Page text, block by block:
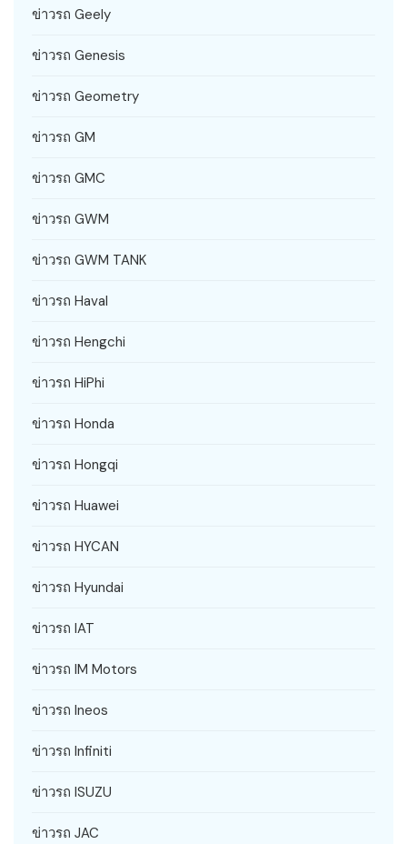
ข่าวรถ Geely
ข่าวรถ Genesis
ข่าวรถ Geometry
ข่าวรถ GM
ข่าวรถ GMC
ข่าวรถ GWM
ข่าวรถ GWM TANK
ข่าวรถ Haval
ข่าวรถ Hengchi
ข่าวรถ HiPhi
ข่าวรถ Honda
ข่าวรถ Hongqi
ข่าวรถ Huawei
ข่าวรถ HYCAN
ข่าวรถ Hyundai
ข่าวรถ IAT
ข่าวรถ IM Motors
ข่าวรถ Ineos
ข่าวรถ Infiniti
ข่าวรถ ISUZU
ข่าวรถ JAC